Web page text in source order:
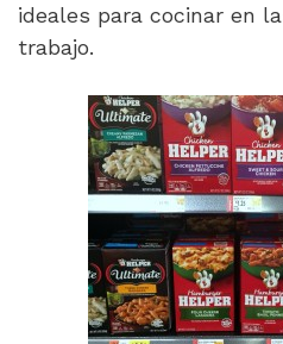
ideales para cocinar en
trabajo.